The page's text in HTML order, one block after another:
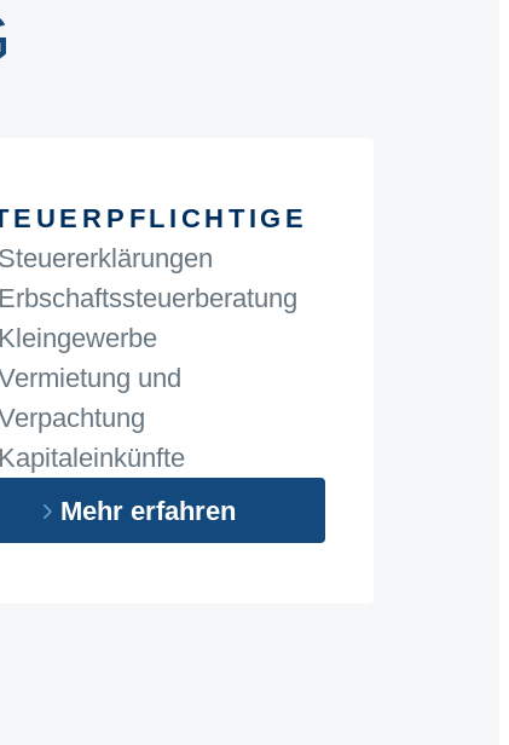
Steuererklärungen
Erbschaftssteuerberatung
Kleingewerbe
und
Kapitaleinkünfte
Mehr erfahren